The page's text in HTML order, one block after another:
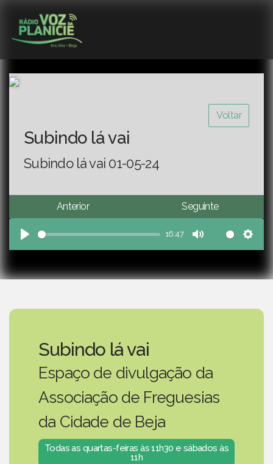
Voltar
Subindo lá vai
Subindo lá vai 01-05-24
Anterior Seguinte
Play
16:47
Mute
Subindo lá vai
Espaço de divulgação da
Associação de Freguesias
da Cidade de Beja
Todas as quartas-feiras às 11h30 e sábados às
11h